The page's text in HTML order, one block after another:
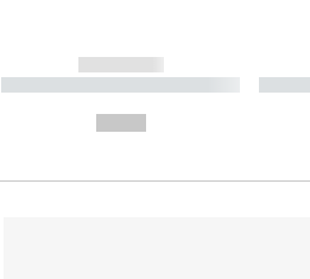
------------
----------- ----------- ----------